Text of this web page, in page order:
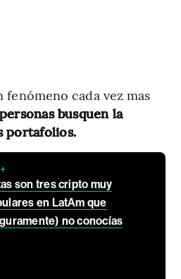
fenómeno cada vez mas
busquen la
portafolios.
son tres cripto muy
en LatAm que
no conocías